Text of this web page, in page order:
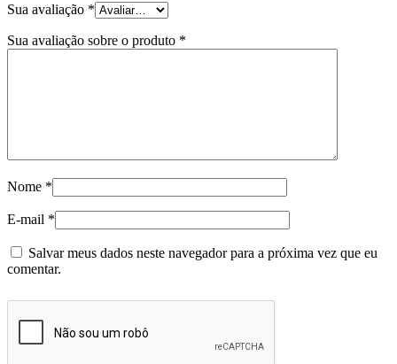
Sua avaliação *
Sua avaliação sobre o produto *
Nome *
E-mail *
Salvar meus dados neste navegador para a próxima vez que eu
comentar.